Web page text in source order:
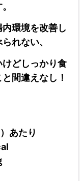
環境を改善し
れない、
どしっかり食
間違えなし！
あたり